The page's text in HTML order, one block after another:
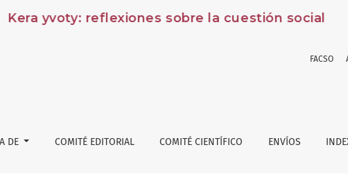
Kera yvoty: reflexiones sobre la cuestión social
vida de las personas en la carrera de Trabajo Social
DE COMITÉ EDITORIAL COMITÉ CIENTÍFICO ENVÍOS
FACSO